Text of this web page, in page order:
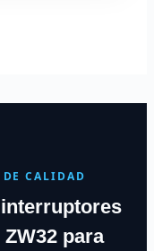
CALIDAD
para